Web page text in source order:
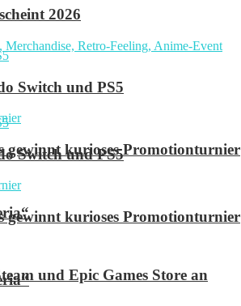
Switch und PS5
gewinnt kurioses Promotionturnier
und Epic Games Store an
2026
Switch und PS5
gewinnt kurioses Promotionturnier